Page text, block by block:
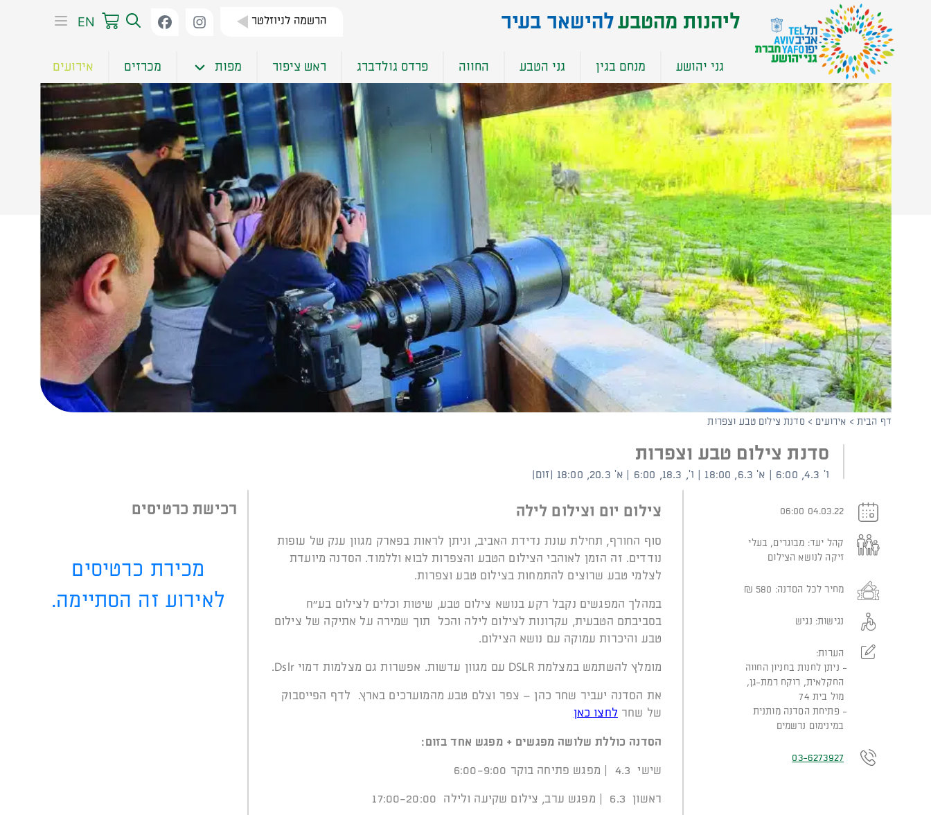
Control-
לְהַתְאָמַת
הַמִּשְׁתַּמְּשִׁים
קוֹרֵא־מָסָךְ;
Control-
ליהנות מהטבע להישאר בעיר​ הרשמה לניוזלטר EN
גני יהושע מנחם בגין גני הטבע החווה פרדס גולדברג ראש ציפור מפות מכרזים אירועים
דף הבית > אירועים > סדנת צילום טבע וצפרות
סדנת צילום טבע וצפרות
ו' 4.3, 6:00 | א' 6.3, 18:00 | ו', 18.3, 6:00 | א' 20.3, 18:00 (זום)
04.03.22 06:00
קהל יעד: מבוגרים, בעלי
זיקה לנושא הצילום
מחיר לכל הסדנה: ₪
נגישות: נגיש
הערות:
ניתן לחנות בחניון החווה
החקלאית, רוקח רמת-גן,
מול בית 74
פתיחת הסדנה מותנית
במינימום נרשמים
03-6273927
צילום יום וצילום לילה
סוף החורף, תחילת עונת נדידת האביב, וניתן לראות בפארק מגוון ענק של עופות
נודדים. זה הזמן לאוהבי הצילום הטבע והצפרות לבוא וללמוד. הסדנה מיועדת
לצלמי טבע שרוצים להתמחות בצילום טבע וצפרות.
במהלך המפגשים נקבל רקע בנושא צילום טבע, שיטות וכלים לצילום בע"ח
בסביבתם הטבעית, עקרונות לצילום לילה והכל תוך שמירה על אתיקה של צילום
טבע והיכרות עמוקה עם נושא הצילום.
מומלץ להשתמש במצלמת DSLR עם מגוון עדשות. אפשרות גם מצלמות דמוי Dslr.
את הסדנה יעביר שחר כהן – צפר וצלם טבע מהמוערכים בארץ. לדף הפייסבוק
של שחר לחצו כאן
הסדנה כוללת שלושה מפגשים + מפגש אחד בזום:
שישי 4.3 | מפגש פתיחה בוקר 6:00-9:00
ראשון 6.3 | מפגש ערב, צילום שקיעה ולילה 17:00-20:00
רכישת כרטיסים
מכירת כרטיסים
לאירוע זה הסתיימה.